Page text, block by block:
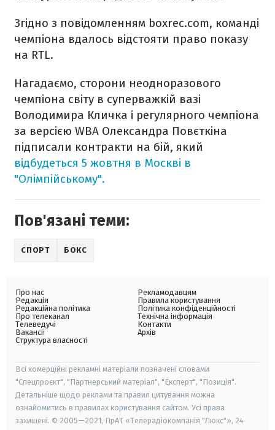
Згідно з повідомленням boxrec.com, команді
чемпіона вдалось відстояти право показу
на RTL.
Нагадаємо, сторони неодноразового
чемпіона світу в суперважкій вазі
Володимира Кличка і регулярного чемпіона
за версією WBA Олександра Повєткіна
підписали контракти на бій, який
відбудеться 5 жовтня в Москві в
"Олімпійському".
Пов'язані теми:
СПОРТ БОКС
Про нас
Редакція
Редакційна політика
Про телеканал
Телеведучі
Вакансії
Структура власності
Рекламодавцям
Правила користування
Політика конфіденційності
Технічна інформація
Контакти
Архів
Всі комерційні рекламні матеріали позначені словами
"Спецпроєкт", "Партнерський матеріал", "Експерт", "Позиція".
Детальніше щодо реклами та правил цитування можна
ознайомитись в правилах користування сайтом. Усі права
захищені. © 2005—2021, ПрАТ «Телерадіокомпанія "Люкс"», 24